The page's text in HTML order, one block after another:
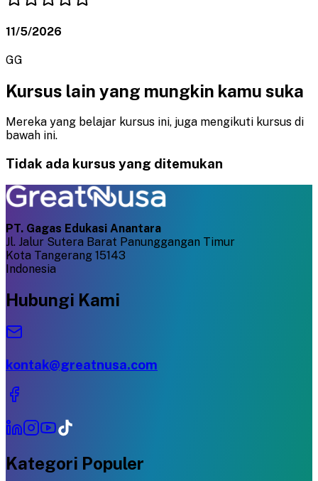
11/5/2026
GG
Kursus lain yang mungkin kamu suka
Mereka yang belajar kursus ini, juga mengikuti kursus di
bawah ini.
Tidak ada kursus yang ditemukan
PT. Gagas Edukasi Anantara
Jl. Jalur Sutera Barat Panunggangan Timur
Kota Tangerang 15143
Indonesia
Hubungi Kami
kontak@greatnusa.com
Kategori Populer